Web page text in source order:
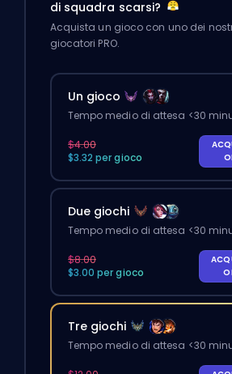
di squadra scarsi?
Acquista un gioco con uno dei
giocatori PRO.
Un gioco
Tempo medio di attesa <30
$4.00
$3.32 per gioco
Due giochi
Tempo medio di attesa <30
$8.00
$3.00 per gioco
Tre giochi
Tempo medio di attesa <30